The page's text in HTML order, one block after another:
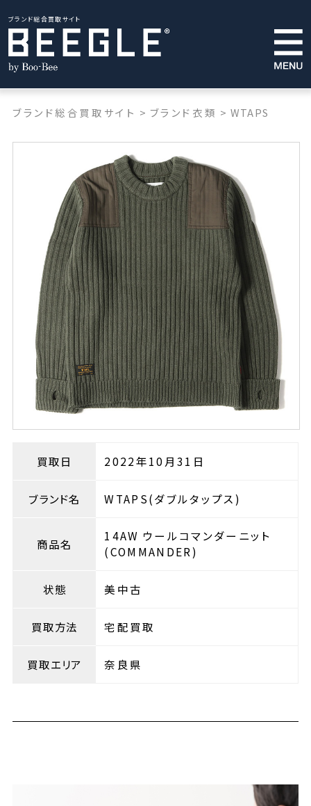
ブランド総合買取サイト
ブランド総合買取サイト > ブランド衣類 > WTAPS
買取日 2022年10月31日
ブランド名 WTAPS(ダブルタップス)
商品名
14AW ウールコマンダーニット
(COMMANDER)
状態 美中古
買取方法 宅配買取
買取エリア 奈良県